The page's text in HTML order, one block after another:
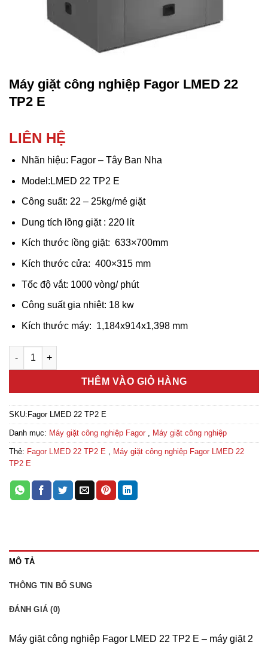
Máy giặt công nghiệp Fagor LMED 22
TP2 E
LIÊN HỆ
Nhãn hiệu: Fagor – Tây Ban Nha
Model:LMED 22 TP2 E
Công suất: 22 – 25kg/mẻ giặt
Dung tích lồng giặt : 220 lít
Kích thước lồng giặt: 633×700mm
Kích thước cửa: 400×315 mm
Tốc độ vắt: 1000 vòng/ phút
Công suất gia nhiệt: 18 kw
Kích thước máy: 1,184x914x1,398 mm
Máy giặt công nghiệp Fagor LMED 22 TP2 E số lượng
THÊM VÀO GIỎ HÀNG
SKU: Fagor LMED 22 TP2 E
Danh mục: Máy giặt công nghiệp Fagor , Máy giặt công nghiệp
Thẻ: Fagor LMED 22 TP2 E , Máy giặt công nghiệp Fagor LMED 22
TP2 E
MÔ TẢ
THÔNG TIN BỔ SUNG
ĐÁNH GIÁ (0)
Máy giặt công nghiệp Fagor LMED 22 TP2 E – máy giặt 2